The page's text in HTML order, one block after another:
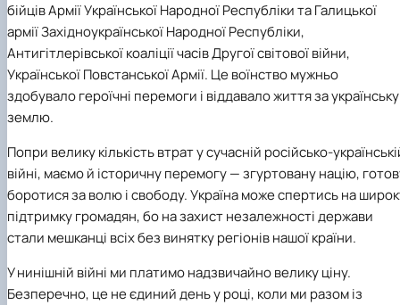
бійців Армії Української Народної Республіки та Галицької
армії Західноукраїнської Народної Республіки,
Антигітлерівської коаліції часів Другої світової війни,
Української Повстанської Армії. Це воїнство мужньо
здобувало героїчні перемоги і віддавало життя за українську
землю.
Попри велику кількість втрат у сучасній російсько-
війні, маємо й історичну перемогу — згуртовану націю,
боротися за волю і свободу. Україна може спертись на
підтримку громадян, бо на захист незалежності держави
стали мешканці всіх без винятку регіонів нашої країни.
У нинішній війні ми платимо надзвичайно велику ціну.
Безперечно, це не єдиний день у році, коли ми разом із